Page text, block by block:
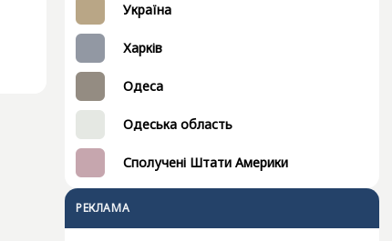
Україна
Харків
Одеса
Одеська область
Сполучені Штати Америки
РЕКЛАМА